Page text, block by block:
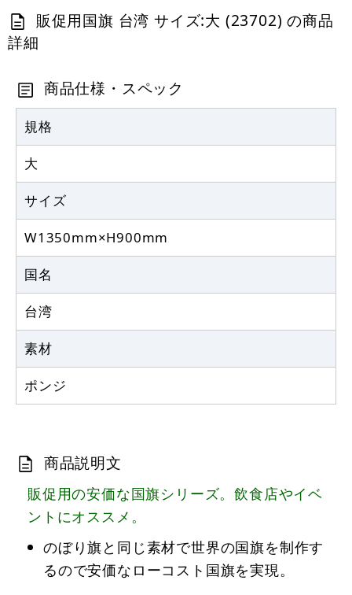
販促用国旗 台湾 サイズ:大 (23702) の商品
詳細
商品仕様・スペック
規格
大
サイズ
W1350mm×H900mm
国名
台湾
素材
ポンジ
商品説明文
販促用の安価な国旗シリーズ。飲食店やイベ
ントにオススメ。
のぼり旗と同じ素材で世界の国旗を制作す
るので安価なローコスト国旗を実現。